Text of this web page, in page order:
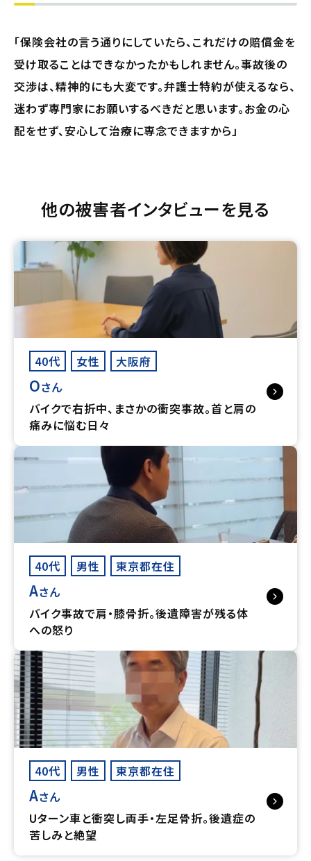
「保険会社の言う通りにしていたら、これだけの賠償金を
受け取ることはできなかったかもしれません。事故後の
交渉は、精神的にも大変です。弁護士特約が使えるなら、
迷わず専門家にお願いするべきだと思います。お金の心
配をせず、安心して治療に専念できますから」
他の被害者インタビューを見る
40代 女性 大阪府
Oさん
バイクで右折中、まさかの衝突事故。首と肩の
痛みに悩む日々
40代 男性 東京都在住
Aさん
バイク事故で肩・膝骨折。後遺障害が残る体
への怒り
40代 男性 東京都在住
Aさん
Uターン車と衝突し両手・左足骨折。後遺症の
苦しみと絶望